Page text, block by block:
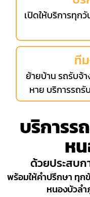
เปิดให้บริการทุก
ที
ย้ายบ้าน รถรับจ้
หาย บริการรถ
บริการร
ห
ด้วยประสบ
พร้อมให้คำปรึกษา ทุก
หนองบัวลำ